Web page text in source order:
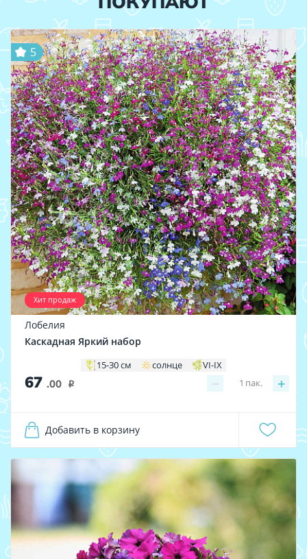
Хит продаж
5
Лобелия
Каскадная Яркий набор
15-30 см солнце VI-IX
67 .00 i − +
1 пак.
Добавить в корзину